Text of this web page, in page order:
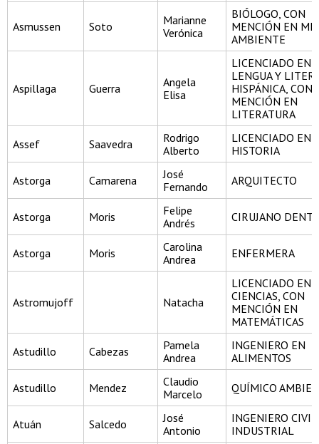
Asmussen Soto
Marianne
Verónica
BIÓLOGO, CON
MENCIÓN EN
AMBIENTE
Aspillaga Guerra
Angela
Elisa
LICENCIADO EN
LENGUA Y
HISPÁNICA, CON
MENCIÓN EN
LITERATURA
Assef Saavedra
Rodrigo
Alberto
LICENCIADO EN
HISTORIA
Astorga Camarena
José
Fernando
ARQUITECTO
Astorga Moris
Felipe
Andrés
CIRUJANO
Astorga Moris
Carolina
Andrea
ENFERMERA
Astromujoff Natacha
LICENCIADO EN
CIENCIAS, CON
MENCIÓN EN
MATEMÁTICAS
Astudillo Cabezas
Pamela
Andrea
INGENIERO EN
ALIMENTOS
Astudillo Mendez
Claudio
Marcelo
QUÍMICO
Atuán Salcedo
José
Antonio
INGENIERO CIVIL
INDUSTRIAL